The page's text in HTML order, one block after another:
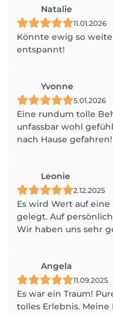
Natalie
11.01.2026
Könnte ewig so
entspannt!
Yvonne
5.01.2026
Eine rundum tolle
unfassbar wohl
nach Hause gefahren!
Leonie
2.12.2025
Es wird Wert auf
gelegt. Auf
Wir haben uns sehr
Angela
11.09.2025
Es war ein Traum!
tolles Erlebnis. Meine